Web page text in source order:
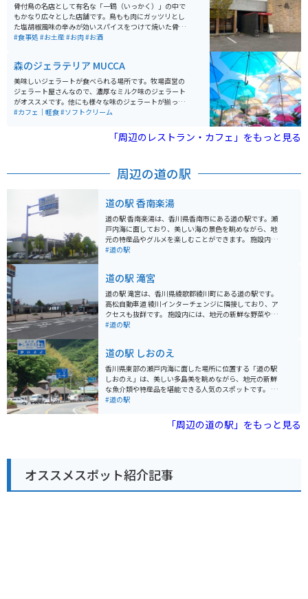
骨付鳥の名店として有名な「一鶴（いっかく）」の中で
もかなり広々とした店舗です。鳥もも肉にガッツリとし
た塩胡椒風味の辛みが効いスパイスをつけて焼いた骨付
鳥は、ビールにピッタリの味付けです。もちろん単体で
#食事処 #お土産#お肉#お酒
森のジェラテリア MUCCA
美味しいジェラートが食べられる場所です。牧場直営の
ジェラート屋さんなので、濃厚なミルク味のジェラート
がオススメです。他にも様々な味のジェラートが揃って
います。カラフルな傘が飾られており、オシャレな空間
#カフェ｜軽食#ソフトクリーム
「周辺のレストラン・カフェ」をもっと見る
周辺の道の駅
道の駅 香南楽湯
道の駅 香南楽湯は、香川県香南市にある道の駅です。瀬
戸内海に面しており、美しい海の景色を眺めながら、地
元の特産品やグルメを楽しむことができます。 施設内に
は、レストラン、物産館、温泉施設などがあり、ドライ
す。 バイクで訪れる場合、道の駅には広い駐車場が完備
されているので安心です。また、周辺には、風光明媚な
海岸線が続く「さぬき浜街道」など、ツーリングに最適
なルートもたくさんあります。香川県の名産品であるう
どん店も周辺に数多くあるので、ツーリング中に立ち寄
#道の駅
道の駅 滝宮
道の駅 滝宮は、香川県綾歌郡綾川町にある道の駅です。
高松自動車道 綾川インターチェンジに隣接しており、ア
クセスも抜群です。 施設内には、地元の新鮮な野菜や果
物を販売する農産物直売所や、香川県の名産品であるう
舞台古墳」や、紫雲山の中腹に位置する「滝宮天満宮」
などの観光スポットがあります。 バイクで訪れる場合、
駐車場も広く、休憩スペースもあるのでおすすめです。
道の駅 滝宮は、観光の拠点としても、ドライブの休憩場
所としても利用しやすい施設です。
#道の駅
道の駅 しおのえ
香川県東部の瀬戸内海に面した場所に位置する「道の駅
しおのえ」は、美しい多島美を眺めながら、地元の新鮮
な魚介類や特産品を堪能できる人気のスポットです。 瀬
戸内海を望む絶景ロケーションにあるため、道の駅内の
しむことができます。新鮮な海の幸を使った海鮮丼や、
地元産の野菜を使った料理などが人気です。 また、「し
訪れる場合、道の駅には広々とした駐車場が完備されて
いるので安心です。周辺には、風光明媚な海岸線を走る
ルートも多いため、ツーリングの休憩スポットとしても
#道の駅
「周辺の道の駅」をもっと見る
オススメスポット紹介記事